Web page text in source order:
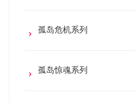
孤岛危机系列
孤岛惊魂系列